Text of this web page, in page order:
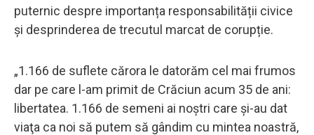
puternic despre importanța responsabilității civice
și desprinderea de trecutul marcat de corupție.
„1.166 de suflete cărora le datorăm cel mai frumos
dar pe care l-am primit de Crăciun acum 35 de ani:
libertatea. 1.166 de semeni ai noştri care şi-au dat
viaţa ca noi să putem să gândim cu mintea noastră,